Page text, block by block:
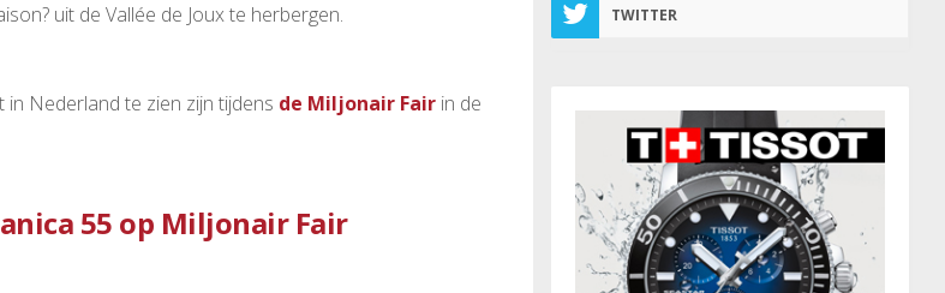
uit de Vallée de Joux te herbergen.
Nederland te zien zijn tijdens de Miljonair Fair in de
55 op Miljonair Fair
TWITTER